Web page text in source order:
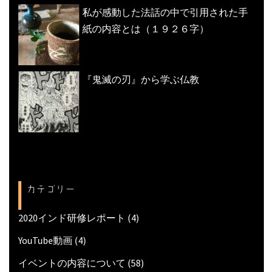
私が感動した法話の中で引用された手
紙の内容とは（１９２６字）
『鬼滅の刃』から学ぶ仏教
カテゴリー
2020インド研修レポート (4)
YouTube動画 (4)
イベントの内容について (58)